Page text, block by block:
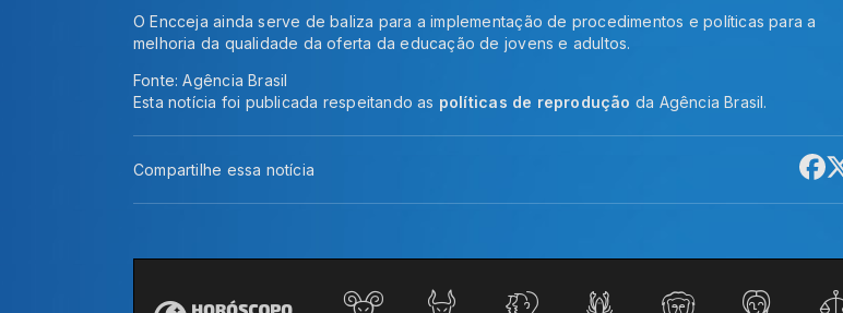
O Encceja ainda serve de baliza para a implementação de procedimentos e políticas para a
melhoria da qualidade da oferta da educação de jovens e adultos.
Fonte: Agência Brasil
Esta notícia foi publicada respeitando as políticas de reprodução da Agência Brasil.
Compartilhe essa notícia